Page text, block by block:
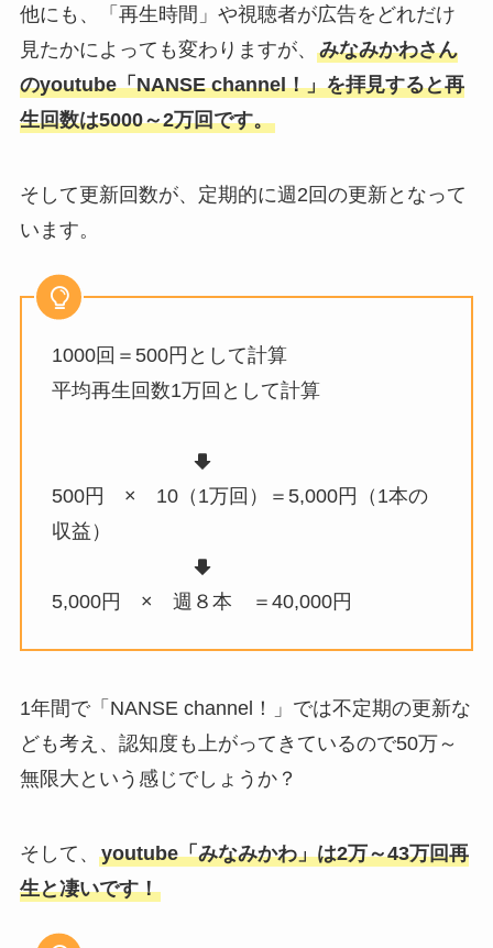
他にも、「再生時間」や視聴者が広告をどれだけ
見たかによっても変わりますが、 みなみかわさん
のyoutube「NANSE channel！」を拝見すると再
生回数は5000～2万回です。
そして更新回数が、定期的に週2回の更新となって
います。
1000回＝500円として計算
平均再生回数1万回として計算
500円 × 10（1万回）＝5,000円（1本の
収益）
5,000円 × 週８本 ＝40,000円
1年間で「NANSE channel！」では不定期の更新な
ども考え、認知度も上がってきているので50万～
無限大という感じでしょうか？
そして、 youtube「みなみかわ」は2万～43万回再
生と凄いです！